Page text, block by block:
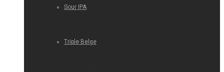
Sour IPA
Triple Belge